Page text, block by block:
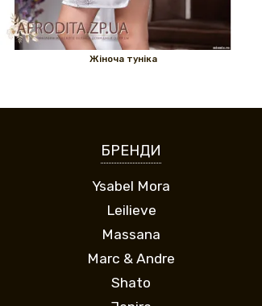
Жіноча туніка
БРЕНДИ
Ysabel Mora
Leilieve
Massana
Marc & Andre
Shato